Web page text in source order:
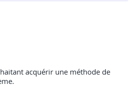
acquérir une méthode de